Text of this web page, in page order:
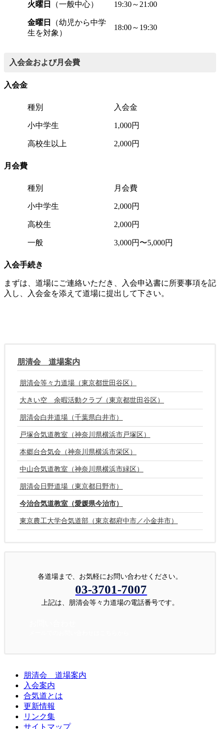
火曜日 （一般中心） 19:30～21:00
金曜日
（幼児から中学
生を対象）
18:00～19:30
入会金および月会費
入会金
種別 入会金
小中学生 1,000円
高校生以上 2,000円
月会費
種別 月会費
小中学生 2,000円
高校生 2,000円
一般 3,000円〜5,000円
入会手続き
まずは、道場にご連絡いただき、入会申込書に所要事項を記
入し、入会金を添えて道場に提出して下さい。
朋清会 道場案内
朋清会等々力道場（東京都世田谷区）
大きい空 余暇活動クラブ（東京都世田谷区）
朋清会白井道場（千葉県白井市）
戸塚合気道教室（神奈川県横浜市戸塚区）
本郷台合気会（神奈川県横浜市栄区）
中山合気道教室（神奈川県横浜市緑区）
朋清会日野道場（東京都日野市）
今治合気道教室（愛媛県今治市）
東京農工大学合気道部（東京都府中市／小金井市）
各道場まで、お気軽にお問い合わせください。
03-3701-7007
上記は、朋清会等々力道場の電話番号です。
朋清会 道場案内
入会案内
合気道とは
更新情報
リンク集
サイトマップ